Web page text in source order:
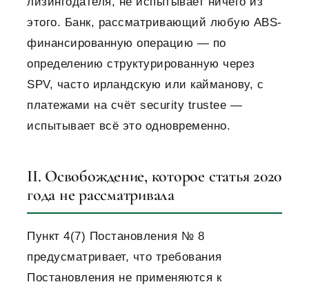
этого. Банк, рассматривающий любую ABS-
финансированную операцию — по
определению структурированную через
SPV, часто ирландскую или кайманову, с
платежами на счёт security trustee —
испытывает всё это одновременно.
II. Освобождение, которое статья 2020
года не рассматривала
Пункт 4(7) Постановления № 8
предусматривает, что требования
Постановления не применяются к